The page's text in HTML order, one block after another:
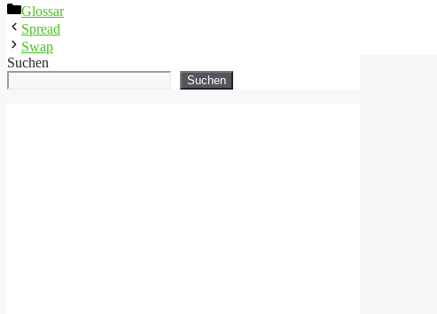
Kategorien
Glossar
Spread
Swap
Suchen
Suchen